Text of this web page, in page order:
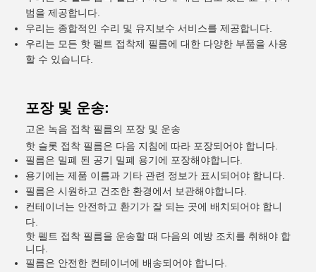
범을 제공합니다.
우리는 종합적인 수리 및 유지보수 서비스를 제공합니다.
우리는 모든 핫 펠트 접착제 필름에 대한 다양한 부품을 사용
할 수 있습니다.
포장 및 운송:
고온 녹음 접착 필름의 포장 및 운송
핫 슬롯 접착 필름은 다음 지침에 따라 포장되어야 합니다.
필름은 밀폐 된 공기 밀폐 용기에 포장해야합니다.
용기에는 제품 이름과 기타 관련 정보가 표시되어야 합니다.
필름은 시원하고 건조한 환경에서 보관해야합니다.
컨테이너는 안전하고 환기가 잘 되는 곳에 배치되어야 합니
다.
핫 펠트 접착 필름을 운송할 때 다음의 예방 조치를 취해야 합
니다.
필름은 안전한 컨테이너에 배송되어야 합니다.